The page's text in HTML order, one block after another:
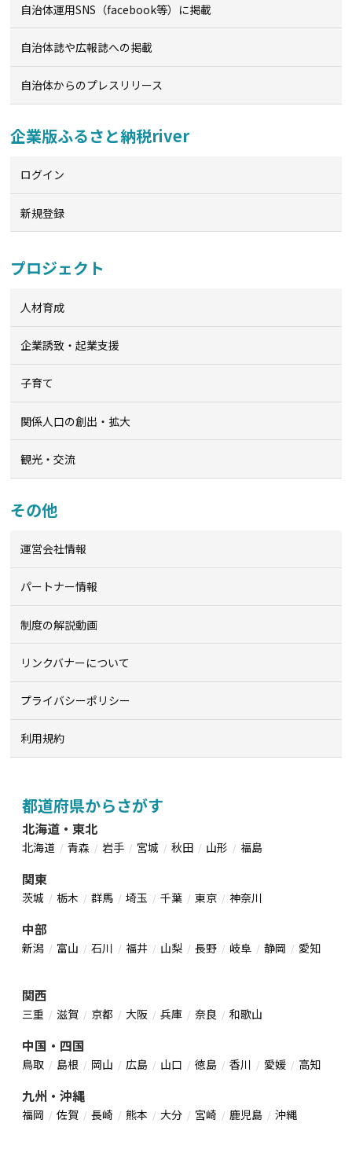
自治体運用SNS（facebook等）に掲載
自治体誌や広報誌への掲載
自治体からのプレスリリース
企業版ふるさと納税river
ログイン
新規登録
プロジェクト
人材育成
企業誘致・起業支援
子育て
関係人口の創出・拡大
観光・交流
その他
運営会社情報
パートナー情報
制度の解説動画
リンクバナーについて
プライバシーポリシー
利用規約
都道府県からさがす
北海道・東北
北海道 青森 岩手 宮城 秋田 山形 福島
関東
茨城 栃木 群馬 埼玉 千葉 東京 神奈川
中部
新潟 富山 石川 福井 山梨 長野 岐阜 静岡 愛知
関西
三重 滋賀 京都 大阪 兵庫 奈良 和歌山
中国・四国
鳥取 島根 岡山 広島 山口 徳島 香川 愛媛 高知
九州・沖縄
福岡 佐賀 長崎 熊本 大分 宮崎 鹿児島 沖縄